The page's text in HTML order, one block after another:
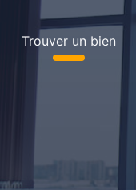
Trouver un bien